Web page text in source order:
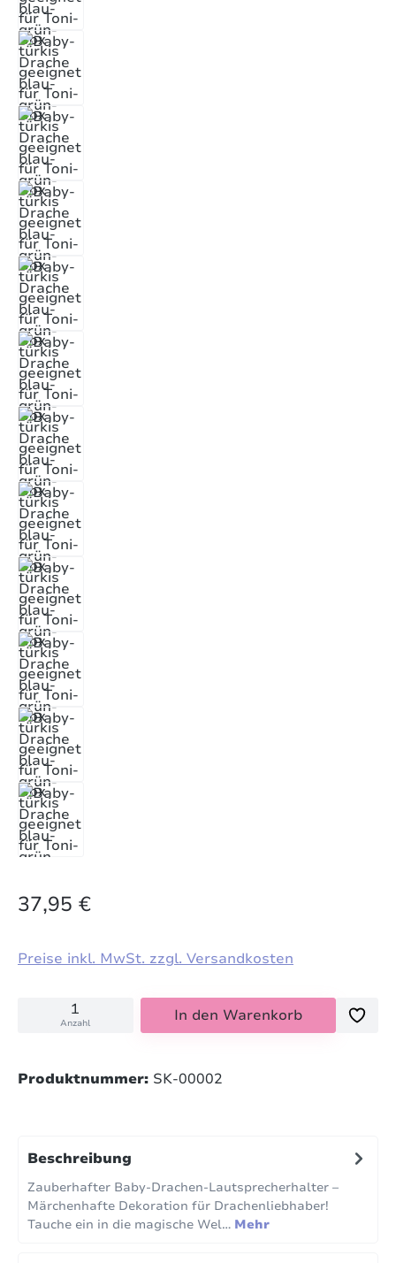
37,95 €
Preise inkl. MwSt. zzgl. Versandkosten
Anzahl In den Warenkorb
Produktnummer: SK-00002
Beschreibung
Zauberhafter Baby-Drachen-Lautsprecherhalter –
Märchenhafte Dekoration für Drachenliebhaber!
Tauche ein in die magische Wel… Mehr